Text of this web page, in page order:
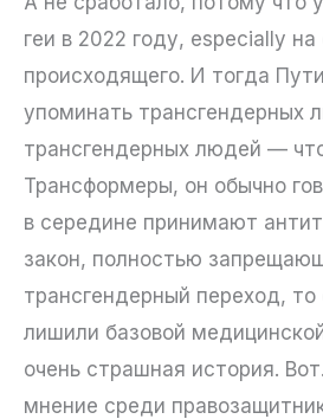
геи в 2022 году, especially на
происходящего. И тогда
упоминать трансгендерных
трансгендерных людей —
Трансформеры, он обычно
в середине принимают
закон, полностью
трансгендерный переход,
лишили базовой
очень страшная история.
мнение среди